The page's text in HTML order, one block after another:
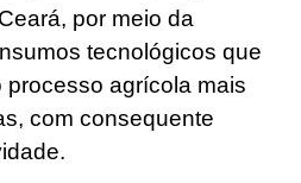
por meio da
tecnológicos que
agrícola mais
com consequente